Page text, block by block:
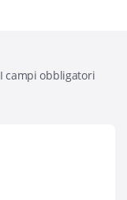
I campi obbligatori